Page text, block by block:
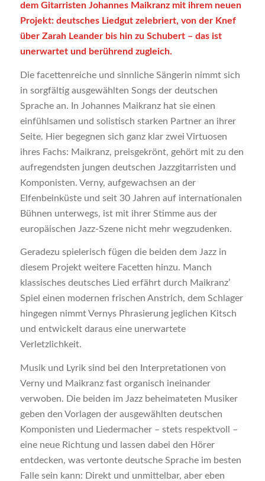
dem Gitarristen Johannes Maikranz mit ihrem neuen
Projekt: deutsches Liedgut zelebriert, von der Knef
über Zarah Leander bis hin zu Schubert – das ist
unerwartet und berührend zugleich.
Die facettenreiche und sinnliche Sängerin nimmt sich
in sorgfältig ausgewählten Songs der deutschen
Sprache an. In Johannes Maikranz hat sie einen
einfühlsamen und solistisch starken Partner an ihrer
Seite. Hier begegnen sich ganz klar zwei Virtuosen
ihres Fachs: Maikranz, preisgekrönt, gehört mit zu den
aufregendsten jungen deutschen Jazzgitarristen und
Komponisten. Verny, aufgewachsen an der
Elfenbeinküste und seit 30 Jahren auf internationalen
Bühnen unterwegs, ist mit ihrer Stimme aus der
europäischen Jazz-Szene nicht mehr wegzudenken.
Geradezu spielerisch fügen die beiden dem Jazz in
diesem Projekt weitere Facetten hinzu. Manch
klassisches deutsches Lied erfährt durch Maikranz’
Spiel einen modernen frischen Anstrich, dem Schlager
hingegen nimmt Vernys Phrasierung jeglichen Kitsch
und entwickelt daraus eine unerwartete
Verletzlichkeit.
Musik und Lyrik sind bei den Interpretationen von
Verny und Maikranz fast organisch ineinander
verwoben. Die beiden im Jazz beheimateten Musiker
geben den Vorlagen der ausgewählten deutschen
Komponisten und Liedermacher – stets respektvoll –
eine neue Richtung und lassen dabei den Hörer
entdecken, was vertonte deutsche Sprache im besten
Falle sein kann: Direkt und unmittelbar, aber eben